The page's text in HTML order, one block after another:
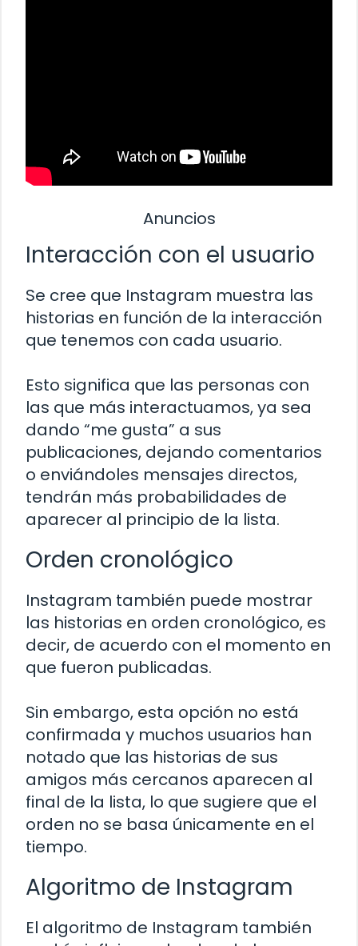
Anuncios
Interacción con el usuario
Se cree que Instagram muestra las
historias en función de la interacción
que tenemos con cada usuario.
Esto significa que las personas con
las que más interactuamos, ya sea
dando “me gusta” a sus
publicaciones, dejando comentarios
o enviándoles mensajes directos,
tendrán más probabilidades de
aparecer al principio de la lista.
Orden cronológico
Instagram también puede mostrar
las historias en orden cronológico, es
decir, de acuerdo con el momento en
que fueron publicadas.
Sin embargo, esta opción no está
confirmada y muchos usuarios han
notado que las historias de sus
amigos más cercanos aparecen al
final de la lista, lo que sugiere que el
orden no se basa únicamente en el
tiempo.
Algoritmo de Instagram
El algoritmo de Instagram también